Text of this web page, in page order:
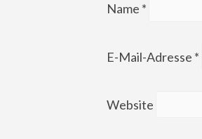
Name *
E-Mail-Adresse *
Website